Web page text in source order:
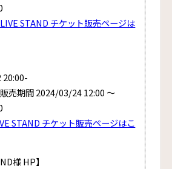
STAND チケット販売ページは
売期間 2024/03/24 12:00 〜
STAND チケット販売ページはこ
様 HP】